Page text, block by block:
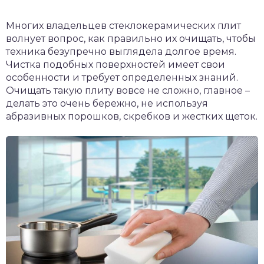
Многих владельцев стеклокерамических плит
волнует вопрос, как правильно их очищать, чтобы
техника безупречно выглядела долгое время.
Чистка подобных поверхностей имеет свои
особенности и требует определенных знаний.
Очищать такую плиту вовсе не сложно, главное –
делать это очень бережно, не используя
абразивных порошков, скребков и жестких щеток.